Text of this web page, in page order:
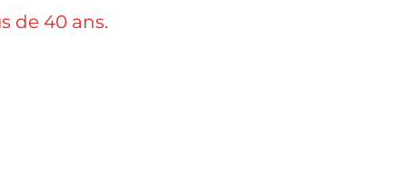
de 40 ans.